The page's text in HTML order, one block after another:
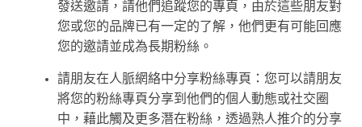
發送邀請，請他們追蹤您的專頁，由於這些朋友對
您或您的品牌已有一定的了解，他們更有可能回應
您的邀請並成為長期粉絲。
請朋友在人脈網絡中分享粉絲專頁：您可以請朋友
將您的粉絲專頁分享到他們的個人動態或社交圈
中，藉此觸及更多潛在粉絲，透過熟人推介的分享